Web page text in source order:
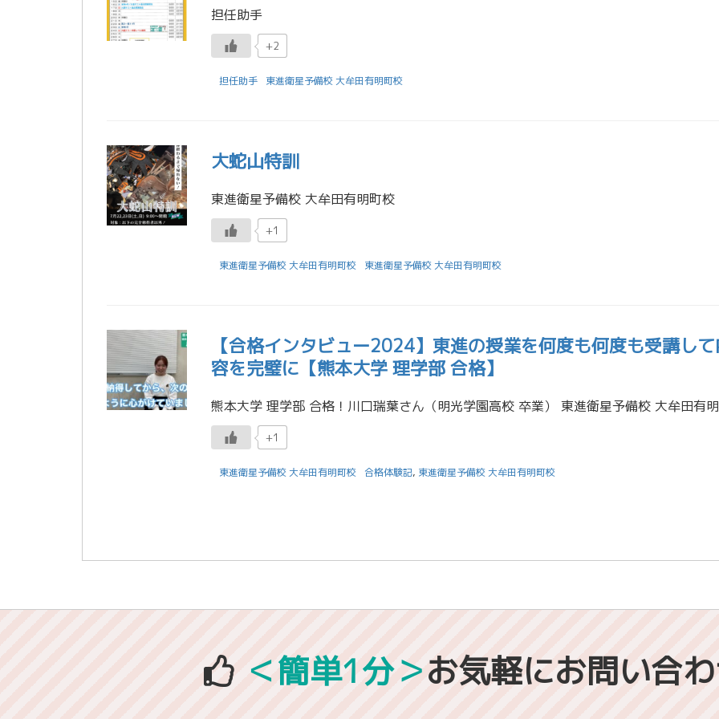
担任助手
+2
担任助手 東進衛星予備校 大牟田有明町校
大蛇山特訓
東進衛星予備校 大牟田有明町校
+1
東進衛星予備校 大牟田有明町校 東進衛星予備校 大牟田有明町校
【合格インタビュー2024】東進の授業を何度も何度も受講し
容を完璧に【熊本大学 理学部 合格】
+1
東進衛星予備校 大牟田有明町校 合格体験記, 東進衛星予備校 大牟田有明町校
＜簡単1分＞お気軽にお問い合